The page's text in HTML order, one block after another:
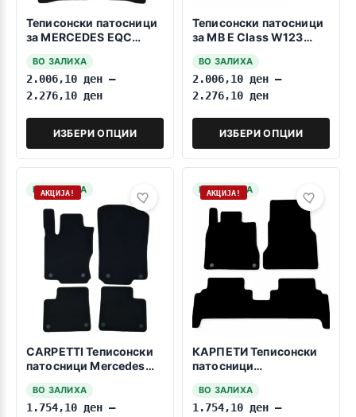
Теписонски патосници
за MERCEDES EQC
ВО ЗАЛИХА
2.006,10 ден –
2.276,10 ден
ИЗБЕРИ ОПЦИИ
Теписонски патосници
за MB E Class W123
ВО ЗАЛИХА
2.006,10 ден –
2.276,10 ден
ИЗБЕРИ ОПЦИИ
НА ЗАЛИХА
АКЦИЈА!
CARPETTI Теписонски
патосници Mercedes
2019
ВО ЗАЛИХА
1.754,10 ден –
НА ЗАЛИХА
АКЦИЈА!
КАРПЕТИ Теписонски
патосници
класа кратка верзија
W168 07.1997-08.2004
ВО ЗАЛИХА
1.754,10 ден –